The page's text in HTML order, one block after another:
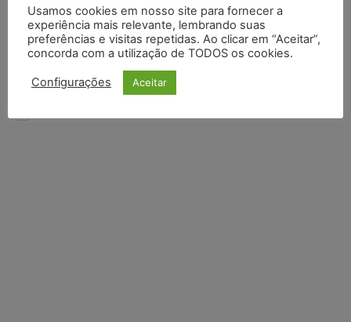
INSCREVER
Usamos cookies em nosso site para fornecer a
experiência mais relevante, lembrando suas
preferências e visitas repetidas. Ao clicar em “Aceitar”,
concorda com a utilização de TODOS os cookies.
Configurações Aceitar